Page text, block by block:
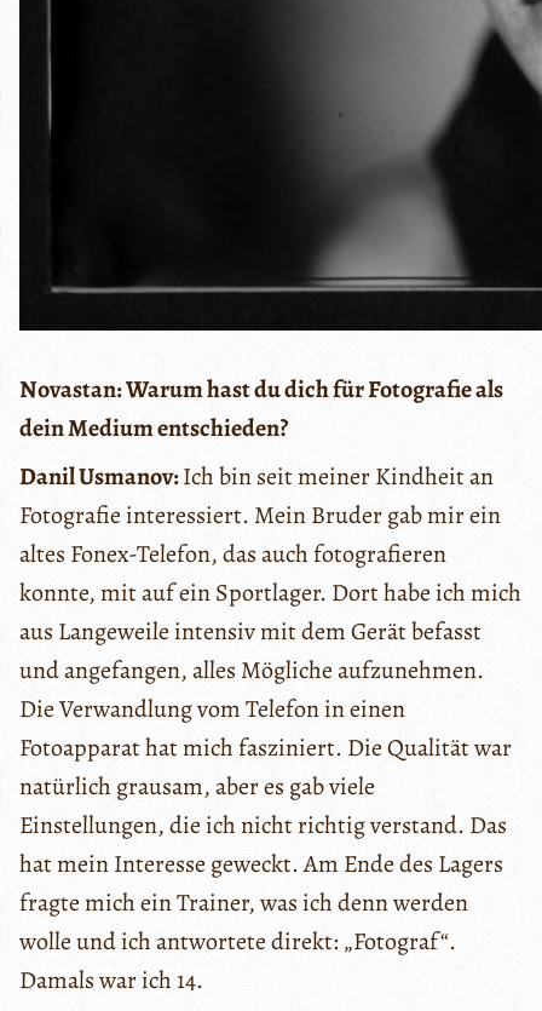
Novastan: Warum hast du dich für Fotografie als
dein Medium entschieden?
Danil Usmanov:Ich bin seit meiner Kindheit an
Fotografie interessiert. Mein Bruder gab mir ein
altes Fonex-Telefon, das auch fotografieren
konnte, mit auf ein Sportlager. Dort habe ich mich
aus Langeweile intensiv mit dem Gerät befasst
und angefangen, alles Mögliche aufzunehmen.
Die Verwandlung vom Telefon in einen
Fotoapparat hat mich fasziniert. Die Qualität war
natürlich grausam, aber es gab viele
Einstellungen, die ich nicht richtig verstand. Das
hat mein Interesse geweckt. Am Ende des Lagers
fragte mich ein Trainer, was ich denn werden
wolle und ich antwortete direkt: „Fotograf“.
Damals war ich 14.